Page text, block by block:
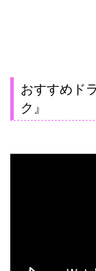
おすすめド
ク』